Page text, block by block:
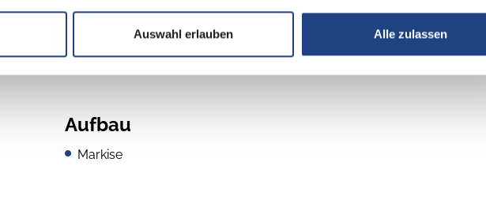
Auswahl erlauben Alle zulassen
Aufbau
Markise